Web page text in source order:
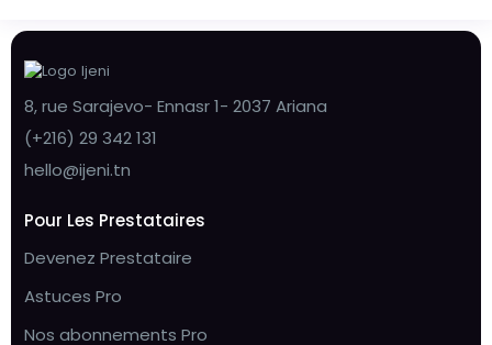
8, rue Sarajevo- Ennasr 1- 2037 Ariana
(+216) 29 342 131
hello@ijeni.tn
Pour Les Prestataires
Devenez Prestataire
Astuces Pro
Nos abonnements Pro